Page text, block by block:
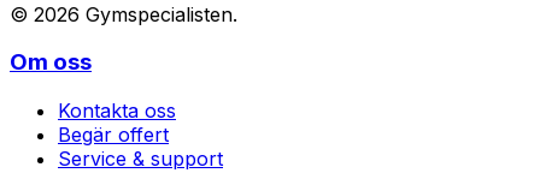
© 2026 Gymspecialisten.
Om oss
Kontakta oss
Begär offert
Service & support